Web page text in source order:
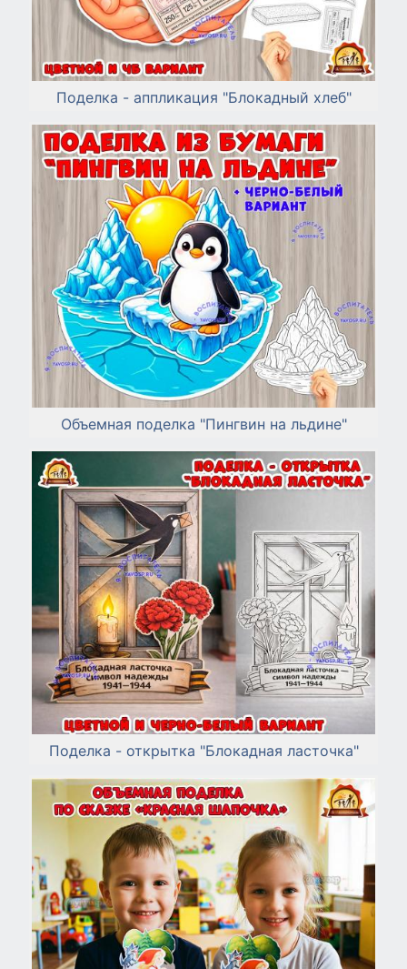
Поделка - аппликация "Блокадный хлеб"
Объемная поделка "Пингвин на льдине"
Поделка - открытка "Блокадная ласточка"